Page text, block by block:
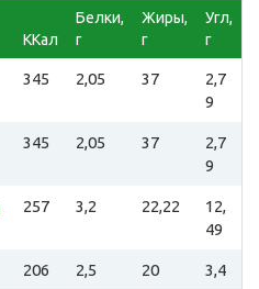
ККал
Белки,
г
Жиры,
г
Угл,
г
345 2,05 37
2,7
9
345 2,05 37
2,7
9
257 3,2 22,22
12,
49
206 2,5 20 3,4